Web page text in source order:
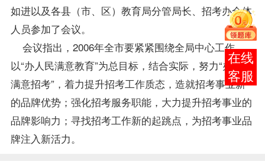
如进以及各县（市、区）教育局分管局长、招考办全体
人员参加了会议。
会议指出，2006年全市要紧紧围绕全局中心工作，
以“办人民满意教育”为总目标，结合实际，努力“办人民
满意招考”，着力提升招考工作质态，造就招考事业新
的品牌优势；强化招考服务职能，大力提升招考事业的
品牌影响力；寻找招考工作新的起跳点，为招考事业品
牌注入新活力。
在线
客服